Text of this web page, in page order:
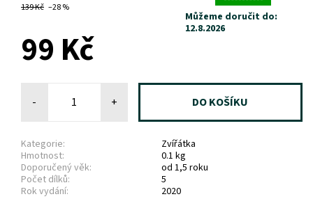
139 Kč –28 %
Můžeme doručit do:
12.8.2026
99 Kč
- +
Kategorie:
Zvířátka
Hmotnost:
0.1 kg
Doporučený věk:
od 1,5 roku
Počet dílků:
5
Rok vydání:
2020